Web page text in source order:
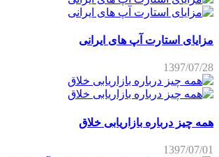
مزایای استارت آپ های ایرانی
1397/07/28
همه چیز درباره بازاریابی خلاق
1397/07/01